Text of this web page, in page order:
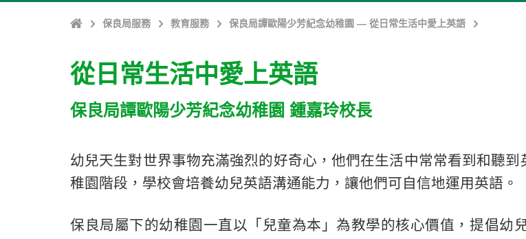
主
保良局服務 教育服務 保良局譚歐陽少芳紀念幼稚園 — 從日常生活中愛上英語
從日常生活中愛上英語
保良局譚歐陽少芳紀念幼稚園 鍾嘉玲校長
幼兒天生對世界事物充滿強烈的好奇心，他們在生活中常常看到和聽
稚園階段，學校會培養幼兒英語溝通能力，讓他們可自信地運用英語。
保良局屬下的幼稚園一直以「兒童為本」為教學的核心價值，提倡幼